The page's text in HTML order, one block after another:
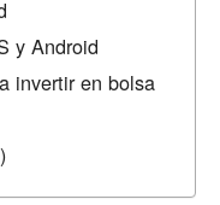
y Android
invertir en bolsa